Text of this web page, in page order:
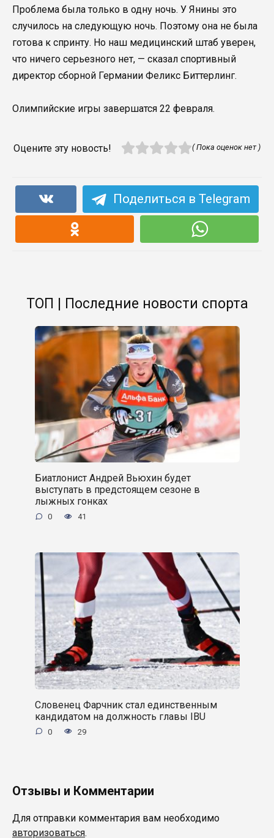
Проблема была только в одну ночь. У Янины это
случилось на следующую ночь. Поэтому она не была
готова ​​к спринту. Но наш медицинский штаб уверен,
что ничего серьезного нет, — сказал спортивный
директор сборной Германии Феликс Биттерлинг.
Олимпийские игры завершатся 22 февраля.
Оцените эту новость! ( Пока оценок нет )
Поделиться в Telegram
ТОП | Последние новости спорта
Биатлонист Андрей Вьюхин будет
выступать в предстоящем сезоне в
лыжных гонках
0 41
Словенец Фарчник стал единственным
кандидатом на должность главы IBU
0 29
Отзывы и Комментарии
Для отправки комментария вам необходимо
авторизоваться.